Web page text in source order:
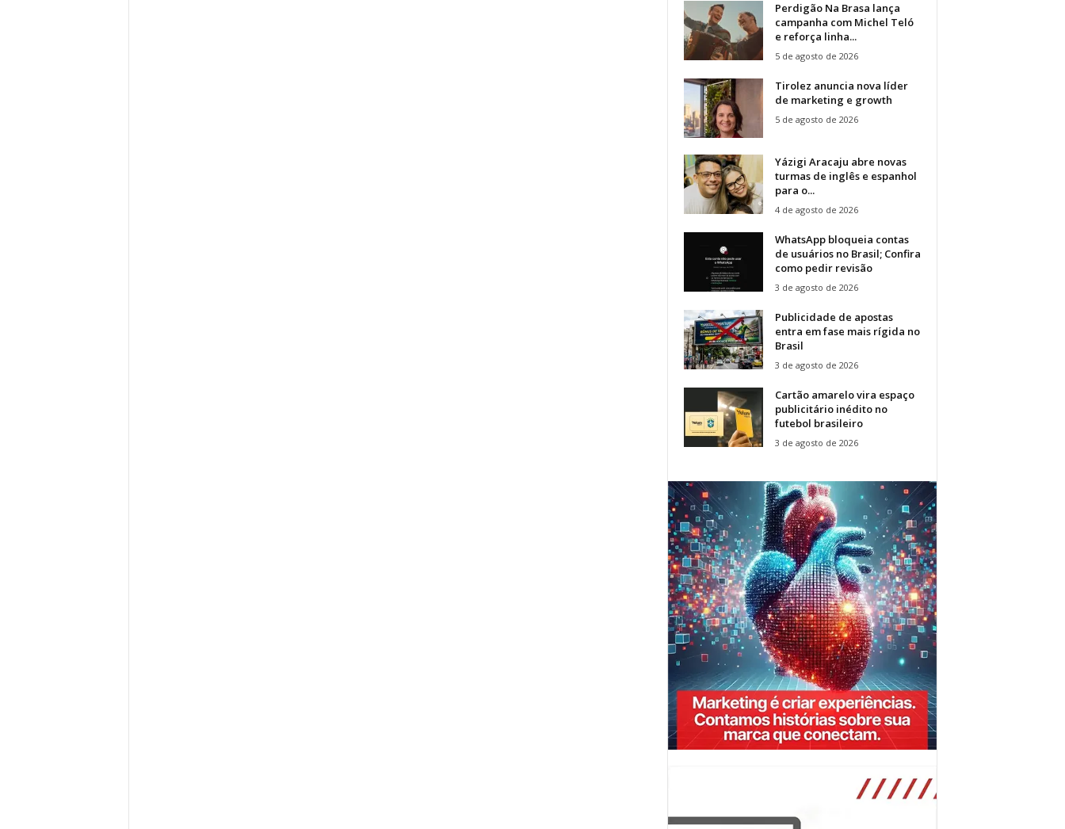
Perdigão Na Brasa lança
campanha com Michel Teló
e reforça linha...
5 de agosto de 2026
Tirolez anuncia nova líder
de marketing e growth
5 de agosto de 2026
Yázigi Aracaju abre novas
turmas de inglês e espanhol
para o...
4 de agosto de 2026
WhatsApp bloqueia contas
de usuários no Brasil; Confira
como pedir revisão
3 de agosto de 2026
Publicidade de apostas
entra em fase mais rígida no
Brasil
3 de agosto de 2026
Cartão amarelo vira espaço
publicitário inédito no
futebol brasileiro
3 de agosto de 2026